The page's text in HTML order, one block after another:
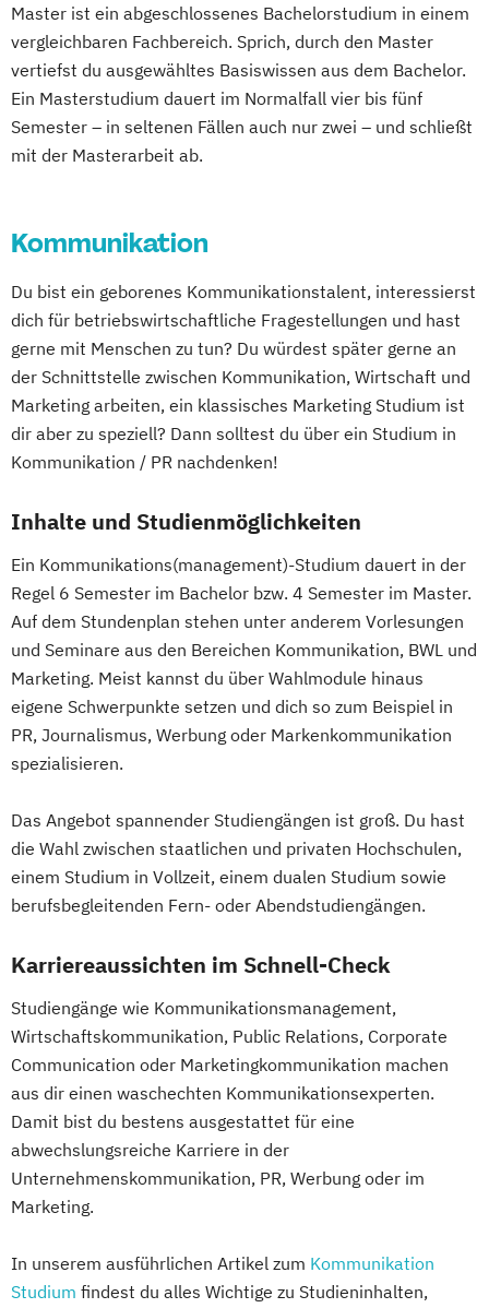
Online-Marketing & Marketingmanagement
(dual)
Public Relations Hochschulzertifikat
Veranstaltungsökonom (FH)
Wirtschaftspsychologie
Master ist ein abgeschlossenes Bachelorstudium in einem
vergleichbaren Fachbereich. Sprich, durch den Master
vertiefst du ausgewähltes Basiswissen aus dem Bachelor.
Ein Masterstudium dauert im Normalfall vier bis fünf
Semester – in seltenen Fällen auch nur zwei – und schließt
mit der Masterarbeit ab.
Kommunikation
Du bist ein geborenes Kommunikationstalent, interessierst
dich für betriebswirtschaftliche Fragestellungen und hast
gerne mit Menschen zu tun? Du würdest später gerne an
der Schnittstelle zwischen Kommunikation, Wirtschaft und
Marketing arbeiten, ein klassisches Marketing Studium ist
dir aber zu speziell? Dann solltest du über ein Studium in
Kommunikation / PR nachdenken!
Inhalte und Studienmöglichkeiten
Ein Kommunikations(management)-Studium dauert in der
Regel 6 Semester im Bachelor bzw. 4 Semester im Master.
Auf dem Stundenplan stehen unter anderem Vorlesungen
und Seminare aus den Bereichen Kommunikation, BWL und
Marketing. Meist kannst du über Wahlmodule hinaus
eigene Schwerpunkte setzen und dich so zum Beispiel in
PR, Journalismus, Werbung oder Markenkommunikation
spezialisieren.
Das Angebot spannender Studiengängen ist groß. Du hast
die Wahl zwischen staatlichen und privaten Hochschulen,
einem Studium in Vollzeit, einem dualen Studium sowie
berufsbegleitenden Fern- oder Abendstudiengängen.
Karriereaussichten im Schnell-Check
Studiengänge wie Kommunikationsmanagement,
Wirtschaftskommunikation, Public Relations, Corporate
Communication oder Marketingkommunikation machen
aus dir einen waschechten Kommunikationsexperten.
Damit bist du bestens ausgestattet für eine
abwechslungsreiche Karriere in der
Unternehmenskommunikation, PR, Werbung oder im
Marketing.
In unserem ausführlichen Artikel zum Kommunikation
Studium findest du alles Wichtige zu Studieninhalten,